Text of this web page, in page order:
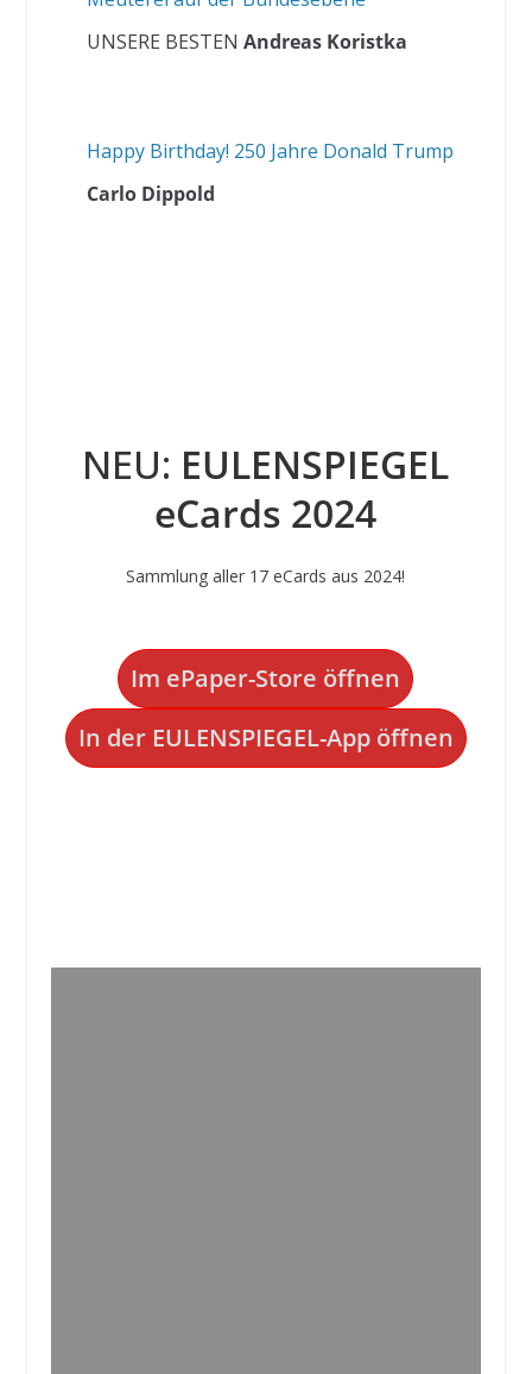
UNSERE BESTEN Andreas Koristka
Happy Birthday! 250 Jahre Donald Trump
Carlo Dippold
NEU: EULENSPIEGEL
eCards 2024
Sammlung aller 17 eCards aus 2024!
Im ePaper-Store öffnen
In der EULENSPIEGEL-App öffnen